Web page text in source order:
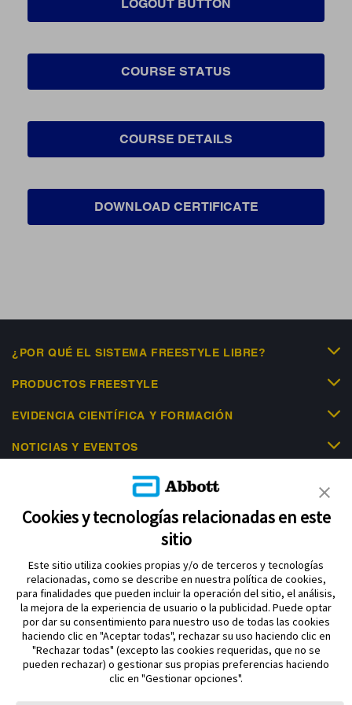
LOGOUT BUTTON
COURSE STATUS
COURSE DETAILS
DOWNLOAD CERTIFICATE
¿POR QUÉ EL SISTEMA FREESTYLE LIBRE?
PRODUCTOS FREESTYLE
EVIDENCIA CIENTÍFICA Y FORMACIÓN
NOTICIAS Y EVENTOS
AYUDA
Política de privacidad
Aviso legal y términos y condiciones de uso Abbott
Política de cookies
Acerca de Abbott diabetes care división
Cookies y tecnologías relacionadas en este
sitio
Este sitio utiliza cookies propias y/o de terceros y tecnologías
relacionadas, como se describe en nuestra política de cookies,
para finalidades que pueden incluir la operación del sitio, el análisis,
la mejora de la experiencia de usuario o la publicidad. Puede optar
por dar su consentimiento para nuestro uso de todas las cookies
haciendo clic en "Aceptar todas", rechazar su uso haciendo clic en
"Rechazar todas" (excepto las cookies requeridas, que no se
pueden rechazar) o gestionar sus propias preferencias haciendo
clic en "Gestionar opciones".